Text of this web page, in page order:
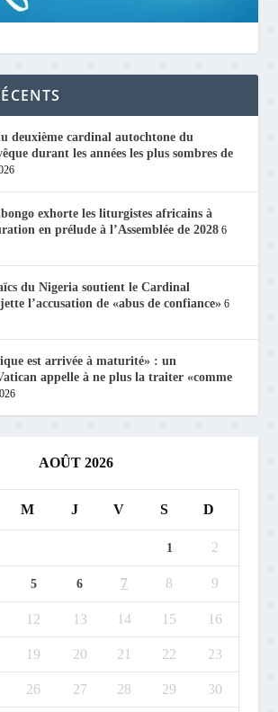
deuxième cardinal autochtone du
durant les années les plus sombres de
exhorte les liturgistes africains à
en prélude à l’Assemblée de 2028 6
du Nigeria soutient le Cardinal
l’accusation de «abus de confiance» 6
est arrivée à maturité» : un
appelle à ne plus la traiter «comme
AOÛT 2026
M J V S D
1 2
5 6 7 8 9
12 13 14 15 16
19 20 21 22 23
26 27 28 29 30